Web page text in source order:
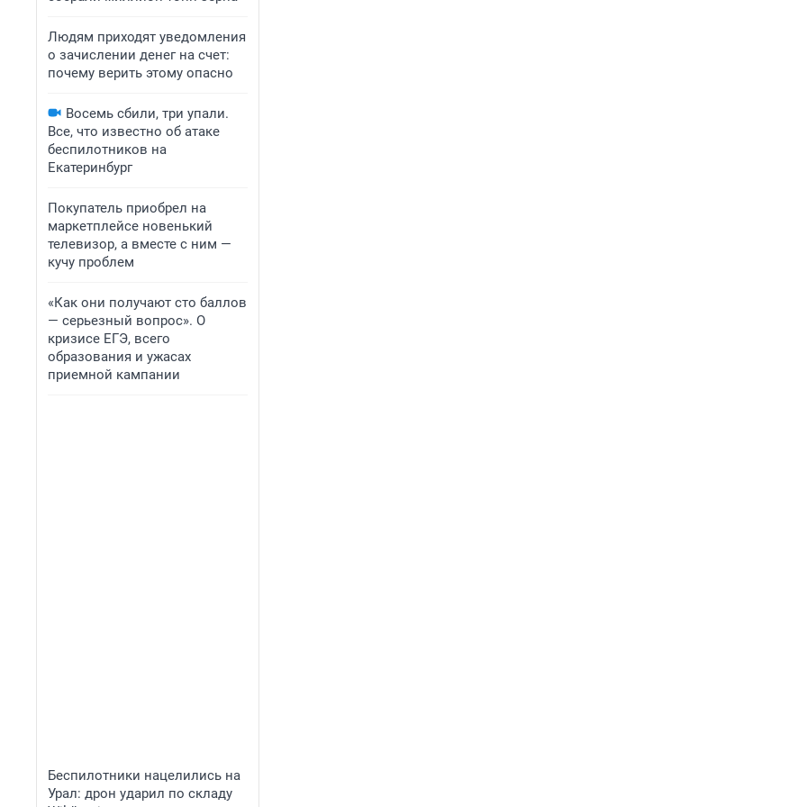
Людям приходят уведомления
о зачислении денег на счет:
почему верить этому опасно
Восемь сбили, три упали.
Все, что известно об атаке
беспилотников на
Екатеринбург
Покупатель приобрел на
маркетплейсе новенький
телевизор, а вместе с ним —
кучу проблем
«Как они получают сто баллов
— серьезный вопрос». О
кризисе ЕГЭ, всего
образования и ужасах
приемной кампании
Беспилотники нацелились на
Урал: дрон ударил по складу